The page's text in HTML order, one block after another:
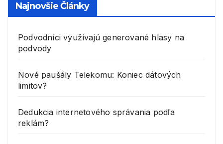
Najnovšie Články
Podvodníci využívajú generované hlasy na
podvody
Nové paušály Telekomu: Koniec dátových
limitov?
Dedukcia internetového správania podľa
reklám?